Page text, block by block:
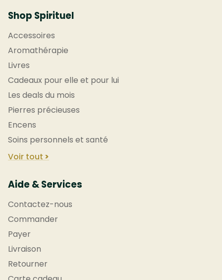
Shop Spirituel
Accessoires
Aromathérapie
Livres
Cadeaux pour elle et pour lui
Les deals du mois
Pierres précieuses
Encens
Soins personnels et santé
Voir tout
Aide & Services
Contactez-nous
Commander
Payer
Livraison
Retourner